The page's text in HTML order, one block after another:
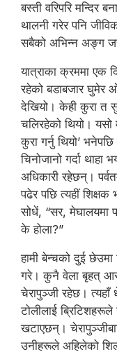
बस्ती वरिपरि मन्दिर
थालनी गरेर पनि
सबैको अभिन्न अङ्ग
यात्राका क्रममा एक
रहेको बडाबजार घुमेर
देखियो। केही कुरा त
चलिरहेको थियो। यसो
कुरा गर्नु थियो’
चिनोजानो गर्दा थाहा
अधिकारी रहेछन्।
पढेर पछि त्यहीं
सोधें, “सर, मेघालयमा
के होला?”
हामी बेन्चको दुई
गरे। कुनै वेला बृहत्
चेरापुञ्जी रहेछ। त्यहाँ
टोलीलाई
खटाएछन्।
उनीहरूले अहिलेको